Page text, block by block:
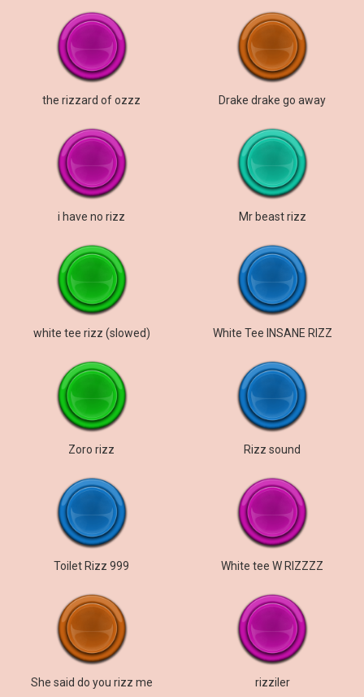
the rizzard of ozzz Drake drake go away
i have no rizz Mr beast rizz
white tee rizz (slowed) White Tee INSANE RIZZ
Zoro rizz Rizz sound
Toilet Rizz 999 White tee W RIZZZZ
She said do you rizz me rizziler